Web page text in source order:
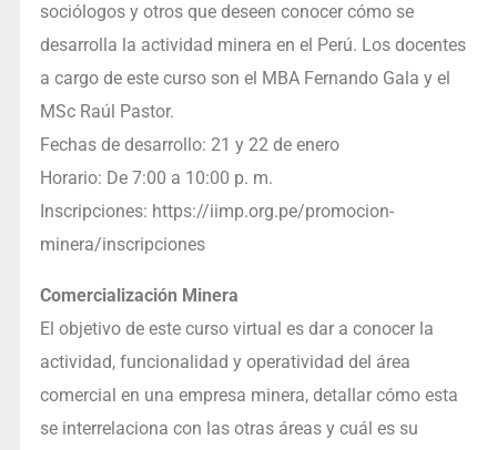
sociólogos y otros que deseen conocer cómo se
desarrolla la actividad minera en el Perú. Los docentes
a cargo de este curso son el MBA Fernando Gala y el
MSc Raúl Pastor.
Fechas de desarrollo: 21 y 22 de enero
Horario: De 7:00 a 10:00 p. m.
Inscripciones: https://iimp.org.pe/promocion-
minera/inscripciones
Comercialización Minera
El objetivo de este curso virtual es dar a conocer la
actividad, funcionalidad y operatividad del área
comercial en una empresa minera, detallar cómo esta
se interrelaciona con las otras áreas y cuál es su